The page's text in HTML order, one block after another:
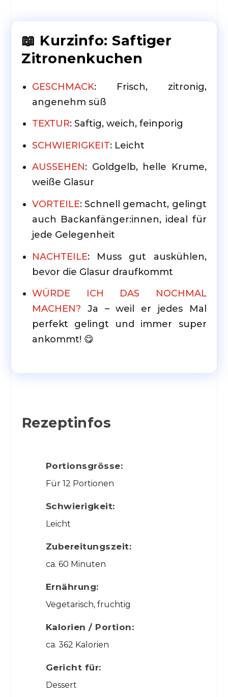
📖 Kurzinfo: Saftiger
Zitronenkuchen
GESCHMACK: Frisch, zitronig,
angenehm süß
TEXTUR: Saftig, weich, feinporig
SCHWIERIGKEIT: Leicht
AUSSEHEN: Goldgelb, helle Krume,
weiße Glasur
VORTEILE: Schnell gemacht, gelingt
auch Backanfänger:innen, ideal für
jede Gelegenheit
NACHTEILE: Muss gut auskühlen,
bevor die Glasur draufkommt
WÜRDE ICH DAS NOCHMAL
MACHEN? Ja – weil er jedes Mal
perfekt gelingt und immer super
ankommt! 😋
Rezeptinfos
Portionsgrösse:
Für 12 Portionen
Schwierigkeit:
Leicht
Zubereitungszeit:
ca. 60 Minuten
Ernährung:
Vegetarisch, fruchtig
Kalorien / Portion:
ca. 362 Kalorien
Gericht für:
Dessert